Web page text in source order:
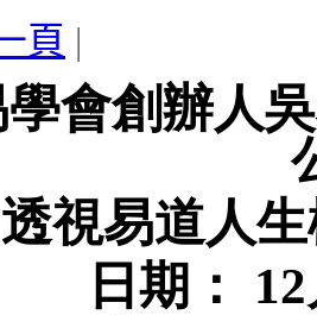
頁 |
會創辦人
透視易道人
日期：